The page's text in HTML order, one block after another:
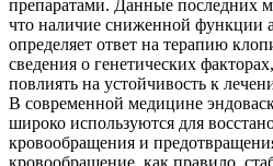
препаратами. Данные последних
что наличие сни­женной функции
определяет от­вет на терапию
сведения о генетических
повлиять на устойчивость к
В современной медицине
широко используются для
кровообращения и
кровообращение, как правило,